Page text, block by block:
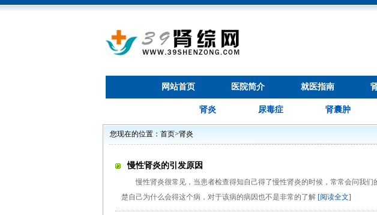
网站首页 医院简介 就医指南
肾炎 尿毒症 肾囊肿
您现在的位置： 首页>肾炎
慢性肾炎的引发原因
慢性肾炎很常见，当患者检查得知自己得了慢性肾炎的时候，常常会问我
楚自己为什么会得这个病，对于该病的病因也不是非常的了解 [阅读全文]